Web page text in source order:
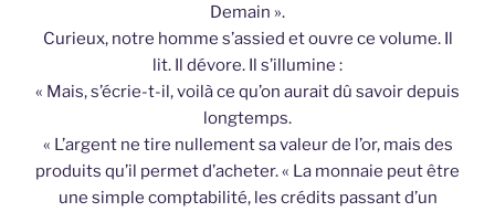
Demain ».
Curieux, notre homme s’assied et ouvre ce volume. Il
lit. Il dévore. Il s’illumine :
« Mais, s’écrie-t-il, voilà ce qu’on aurait dû savoir depuis
longtemps.
« L’argent ne tire nullement sa valeur de l’or, mais des
produits qu’il permet d’acheter. « La monnaie peut être
une simple comptabilité, les crédits passant d’un